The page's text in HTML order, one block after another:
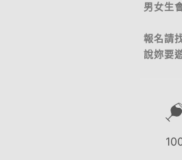
男女生
報名請
說妳要